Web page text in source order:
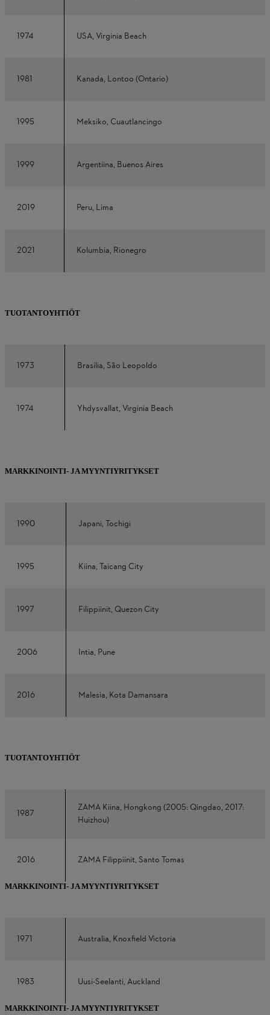
1974 USA, Virginia Beach
1981 Kanada, Lontoo (Ontario)
1995 Meksiko, Cuautlancingo
1999 Argentiina, Buenos Aires
2019 Peru, Lima
2021 Kolumbia, Rionegro
TUOTANTOYHTIÖT
1973 Brasilia, São Leopoldo
1974 Yhdysvallat, Virginia Beach
MARKKINOINTI- JA MYYNTIYRITYKSET
1990 Japani, Tochigi
1995 Kiina, Taicang City
1997 Filippiinit, Quezon City
2006 Intia, Pune
2016 Malesia, Kota Damansara
TUOTANTOYHTIÖT
1987
ZAMA Kiina, Hongkong (2005: Qingdao, 2017:
Huizhou)
2016 ZAMA Filippiinit, Santo Tomas
MARKKINOINTI- JA MYYNTIYRITYKSET
1971 Australia, Knoxfield Victoria
1983 Uusi-Seelanti, Auckland
MARKKINOINTI- JA MYYNTIYRITYKSET